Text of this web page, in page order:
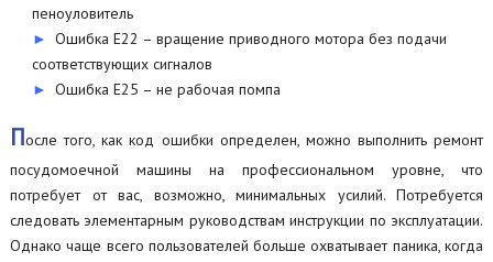
пеноуловитель
Ошибка Е22 – вращение приводного мотора без подачи
соответствующих сигналов
Ошибка Е25 – не рабочая помпа
П осле того, как код ошибки определен, можно выполнить ремонт
посудомоечной машины на профессиональном уровне, что
потребует от вас, возможно, минимальных усилий. Потребуется
следовать элементарным руководствам инструкции по эксплуатации.
Однако чаще всего пользователей больше охватывает паника, когда